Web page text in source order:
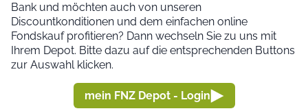
Bank und möchten auch von unseren
Discountkonditionen und dem einfachen online
Fondskauf profitieren? Dann wechseln Sie zu uns mit
Ihrem Depot. Bitte dazu auf die entsprechenden Buttons
zur Auswahl klicken.
mein FNZ Depot - Login